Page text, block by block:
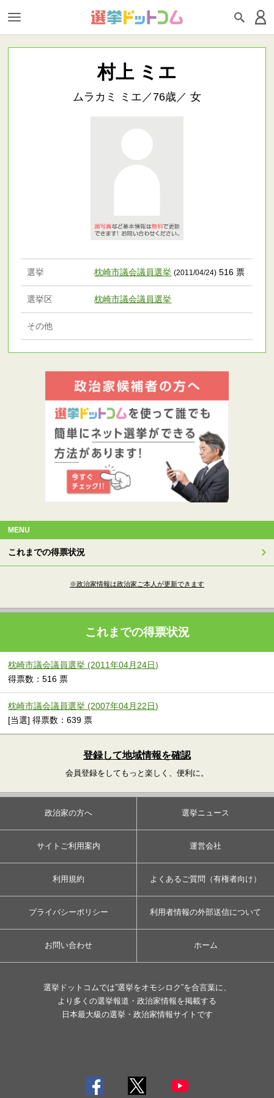
村上 ミエ
ムラカミ ミエ／76歳／ 女
選挙 枕崎市議会議員選挙 (2011/04/24) 516 票
選挙区 枕崎市議会議員選挙
その他
MENU
これまでの得票状況
※政治家情報は政治家ご本人が更新できます
これまでの得票状況
枕崎市議会議員選挙 (2011年04月24日)
得票数：516 票
枕崎市議会議員選挙 (2007年04月22日)
[当選] 得票数：639 票
登録して地域情報を確認
会員登録をしてもっと楽しく、便利に。
政治家の方へ 選挙ニュース
サイトご利用案内 運営会社
利用規約 よくあるご質問（有権者向け）
プライバシーポリシー 利用者情報の外部送信について
お問い合わせ ホーム
選挙ドットコムでは”選挙をオモシロク”を合言葉に、
より多くの選挙報道・政治家情報を掲載する
日本最大級の選挙・政治家情報サイトです